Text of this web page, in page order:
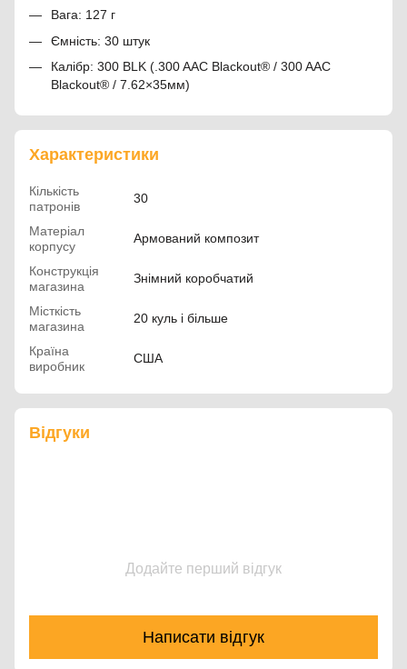
Вага: 127 г
Ємність: 30 штук
Калібр: 300 BLK (.300 AAC Blackout® / 300 AAC
Blackout® / 7.62×35мм)
Характеристики
Кількість
патронів
30
Матеріал
корпусу
Армований композит
Конструкція
магазина
Знімний коробчатий
Місткість
магазина
20 куль і більше
Країна
виробник
США
Відгуки
Додайте перший відгук
Написати відгук